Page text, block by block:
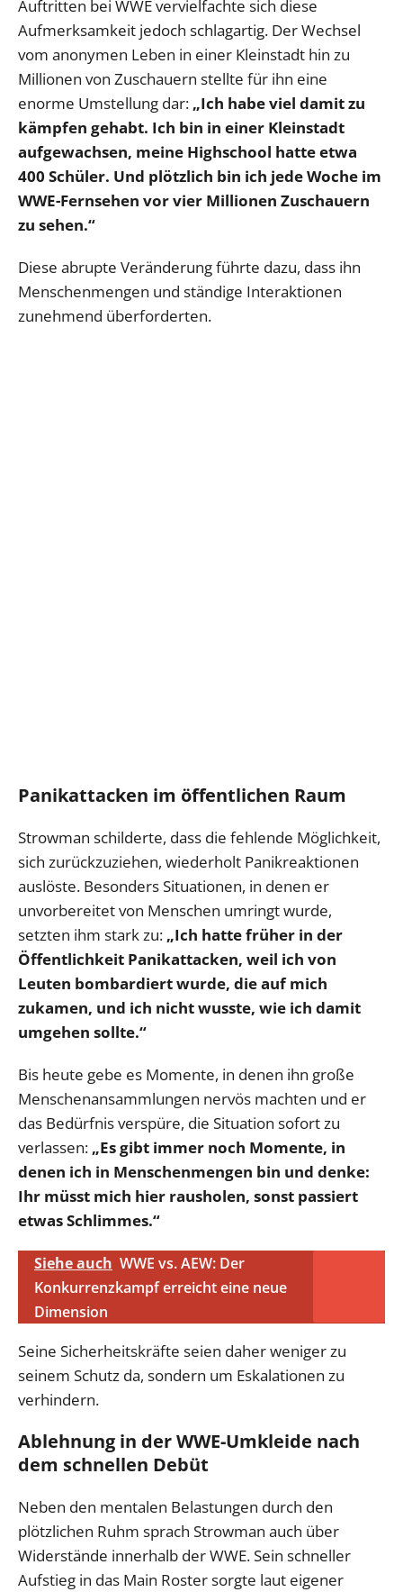
Auftritten bei WWE vervielfachte sich diese
Aufmerksamkeit jedoch schlagartig. Der Wechsel
vom anonymen Leben in einer Kleinstadt hin zu
Millionen von Zuschauern stellte für ihn eine
enorme Umstellung dar: „Ich habe viel damit zu
kämpfen gehabt. Ich bin in einer Kleinstadt
aufgewachsen, meine Highschool hatte etwa
400 Schüler. Und plötzlich bin ich jede Woche im
WWE-Fernsehen vor vier Millionen Zuschauern
zu sehen.“
Diese abrupte Veränderung führte dazu, dass ihn
Menschenmengen und ständige Interaktionen
zunehmend überforderten.
Panikattacken im öffentlichen Raum
Strowman schilderte, dass die fehlende Möglichkeit,
sich zurückzuziehen, wiederholt Panikreaktionen
auslöste. Besonders Situationen, in denen er
unvorbereitet von Menschen umringt wurde,
setzten ihm stark zu: „Ich hatte früher in der
Öffentlichkeit Panikattacken, weil ich von
Leuten bombardiert wurde, die auf mich
zukamen, und ich nicht wusste, wie ich damit
umgehen sollte.“
Bis heute gebe es Momente, in denen ihn große
Menschenansammlungen nervös machten und er
das Bedürfnis verspüre, die Situation sofort zu
verlassen: „Es gibt immer noch Momente, in
denen ich in Menschenmengen bin und denke:
Ihr müsst mich hier rausholen, sonst passiert
etwas Schlimmes.“
Siehe auch WWE vs. AEW: Der
Konkurrenzkampf erreicht eine neue
Dimension
Seine Sicherheitskräfte seien daher weniger zu
seinem Schutz da, sondern um Eskalationen zu
verhindern.
Ablehnung in der WWE-Umkleide nach
dem schnellen Debüt
Neben den mentalen Belastungen durch den
plötzlichen Ruhm sprach Strowman auch über
Widerstände innerhalb der WWE. Sein schneller
Aufstieg in das Main Roster sorgte laut eigener